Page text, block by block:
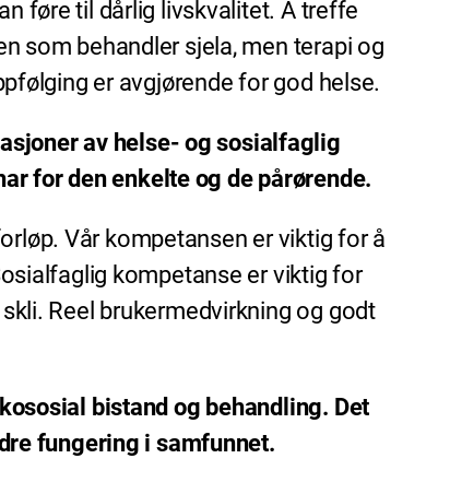
føre til dårlig livskvalitet. Å treffe
som behandler sjela, men terapi og
er avgjørende for god helse.
av helse- og sosialfaglig
for den enkelte og de pårørende.
Vår kompetansen er viktig for å
kompetanse er viktig for
Reel brukermedvirkning og godt
bistand og behandling. Det
fungering i samfunnet.